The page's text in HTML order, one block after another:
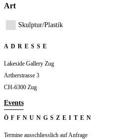
Art
Skulptur/Plastik
ADRESSE
Lakeside Gallery Zug
Artherstrasse 3
CH-6300 Zug
Events
ÖFFNUNGSZEITEN
Termine ausschliesslich auf Anfrage